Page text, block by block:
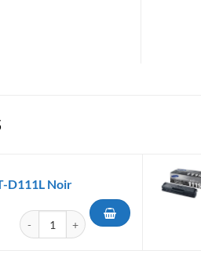
D111L Noir
quantité de Toner Samsung MLT-